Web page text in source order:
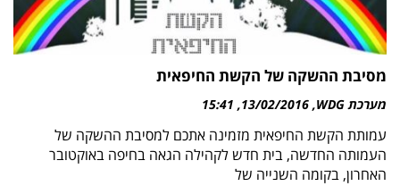
מסיבת ההשקה של הקשת החיפאית
מערכת WDG 13/02/2016
15:41
עמותת הקשת החיפאית מזמינה אתכם למסיבת ההשקה של
העמותה החדשה, בית חדש לקהילה הגאה בחיפה באוקטובר
האחרון, בקומה השנייה של